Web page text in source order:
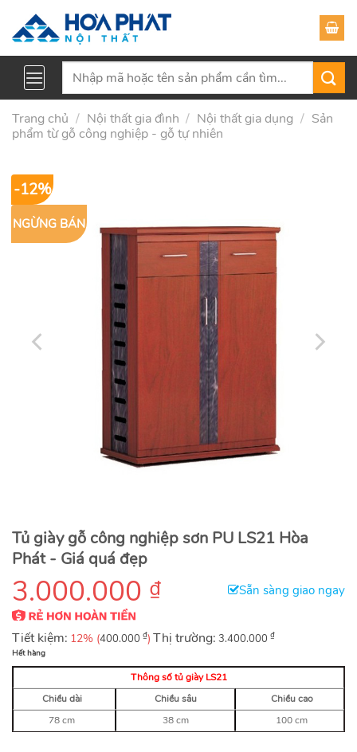
Tìm
Trang chủ / Nội thất gia đình / Nội thất gia dụng / Sản
phẩm từ gỗ công nghiệp - gỗ tự nhiên
-12%
NGỪNG BÁN
Tủ giày gỗ công nghiệp sơn PU LS21 Hòa
Phát - Giá quá đẹp
3.000.000 ₫ Sẵn sàng giao ngay
Tiết kiệm: 12% (400.000 ₫) Thị trường: 3.400.000 ₫
Hết hàng
Thông số tủ giày LS21
Chiều dài
Chiều sâu
Chiều cao
78 cm
38 cm 100 cm